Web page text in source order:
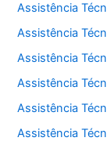
Assistência
Assistência
Assistência
Assistência
Assistência
Assistência